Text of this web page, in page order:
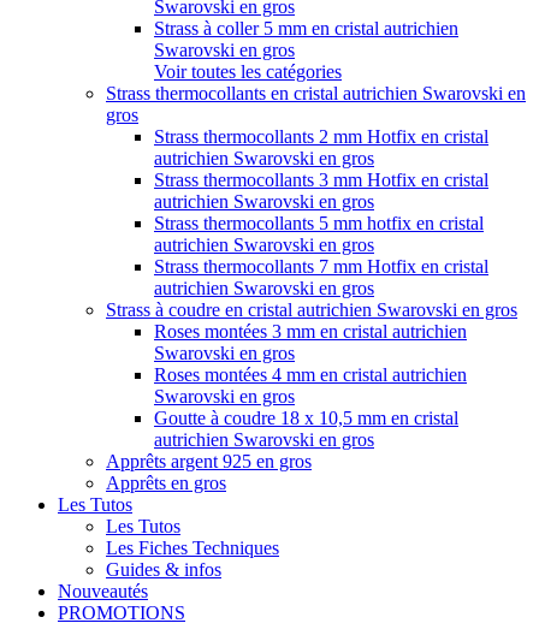
Swarovski en gros
Strass à coller 5 mm en cristal autrichien
Swarovski en gros
Voir toutes les catégories
Strass thermocollants en cristal autrichien Swarovski en
gros
Strass thermocollants 2 mm Hotfix en cristal
autrichien Swarovski en gros
Strass thermocollants 3 mm Hotfix en cristal
autrichien Swarovski en gros
Strass thermocollants 5 mm hotfix en cristal
autrichien Swarovski en gros
Strass thermocollants 7 mm Hotfix en cristal
autrichien Swarovski en gros
Strass à coudre en cristal autrichien Swarovski en gros
Roses montées 3 mm en cristal autrichien
Swarovski en gros
Roses montées 4 mm en cristal autrichien
Swarovski en gros
Goutte à coudre 18 x 10,5 mm en cristal
autrichien Swarovski en gros
Apprêts argent 925 en gros
Apprêts en gros
Les Tutos
Les Tutos
Les Fiches Techniques
Guides & infos
Nouveautés
PROMOTIONS